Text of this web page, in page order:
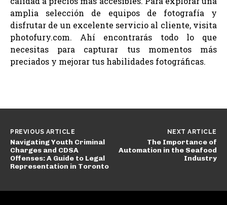
amplia selección de equipos de fotografía y
disfrutar de un excelente servicio al cliente, visita
photofury.com. Ahí encontrarás todo lo que
necesitas para capturar tus momentos más
preciados y mejorar tus habilidades fotográficas.
PREVIOUS ARTICLE
Navigating Youth Criminal
Charges and CDSA
Offenses: A Guide to Legal
Representation in Toronto
NEXT ARTICLE
The Importance of
Automation in the Seafood
Industry